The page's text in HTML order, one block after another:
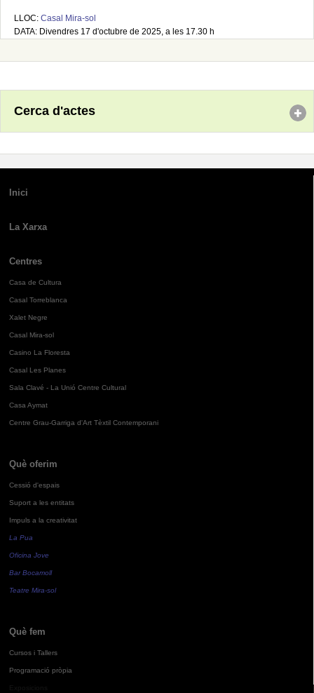
LLOC: Casal Mira-sol
DATA: Divendres 17 d'octubre de 2025, a les 17.30 h
Cerca d'actes
Inici
La Xarxa
Centres
Casa de Cultura
Casal Torreblanca
Xalet Negre
Casal Mira-sol
Casino La Floresta
Casal Les Planes
Sala Clavé - La Unió Centre Cultural
Casa Aymat
Centre Grau-Garriga d'Art Tèxtil Contemporani
Què oferim
Cessió d'espais
Suport a les entitats
Impuls a la creativitat
La Pua
Oficina Jove
Bar Bocamoll
Teatre Mira-sol
Què fem
Cursos i Tallers
Programació pròpia